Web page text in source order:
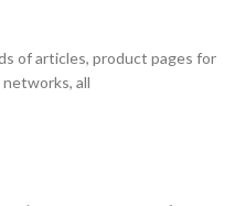
of articles, product pages for
all